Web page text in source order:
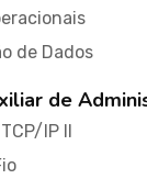
de Dados
de
IP II